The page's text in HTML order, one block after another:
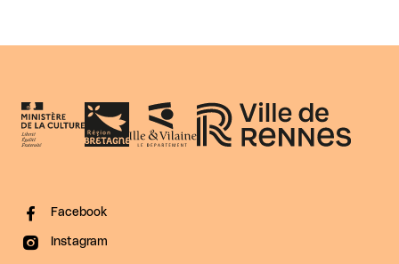
Facebook
Instagram